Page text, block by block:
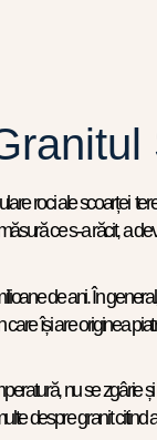
roci ale scoarței
ce s-a răcit, a
de ani. În
își are originea
nu se zgârie
despre granit citind